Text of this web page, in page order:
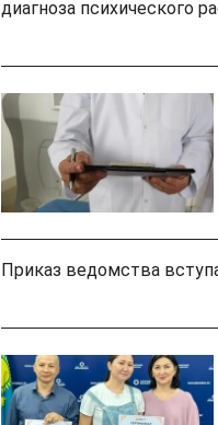
диагноза психического
Приказ ведомства